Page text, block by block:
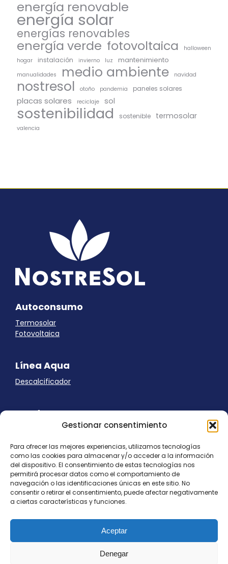
Gestionar consentimiento
Para ofrecer las mejores experiencias, utilizamos tecnologías
como las cookies para almacenar y/o acceder a la información
del dispositivo. El consentimiento de estas tecnologías nos
permitirá procesar datos como el comportamiento de
navegación o las identificaciones únicas en este sitio. No
consentir o retirar el consentimiento, puede afectar negativamente
a ciertas características y funciones.
Aceptar
Denegar
energía renovable
energía solar
energías renovables
energía verde fotovoltaica
halloween
hogar
instalación invierno luz mantenimiento
manualidades medio ambiente navidad
nostresol otoño pandemia paneles solares
placas solares reciclaje sol
sostenibilidad sostenible termosolar
valencia
Autoconsumo
Termosolar
Fotovoltaica
Línea Aqua
Descalcificador
Ayuda
Panel Cookies
Política de privacidad
contacto@nostresol.com
Canal de Denuncias
Trabaja con nosotros